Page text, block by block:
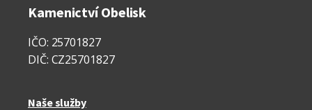
Kamenictví Obelisk
IČO: 25701827
DIČ: CZ25701827
Naše služby